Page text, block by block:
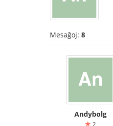
Mesaĝoj: 8
Andybolg
2